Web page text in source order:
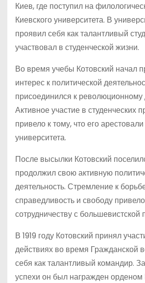
Киев, где поступил на
Киевского университета. В
проявил себя как талантливый
участвовал в студенческой жизни.
Во время учебы Котовский начал
интерес к политической
присоединился к
Активное участие в студенческих
привело к тому, что его
университета.
После высылки Котовский
продолжил свою активную
деятельность. Стремление к
справедливость и свободу
сотрудничеству с большевистской
В 1919 году Котовский принял
действиях во время Гражданской
себя как талантливый командир.
успехи он был награжден орденом